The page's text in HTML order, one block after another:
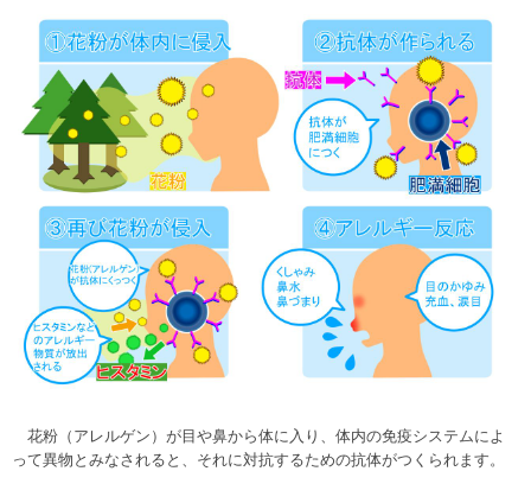
花粉（アレルゲン）が目や鼻から体に入り、体内の免疫システムによ
って異物とみなされると、それに対抗するための抗体がつくられます。